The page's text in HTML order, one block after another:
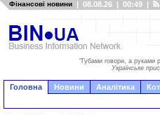
Фінансові новини | 08.08.26 | 00:49 |
"Губами говори, а руками
Українське
Головна Новини Аналітика